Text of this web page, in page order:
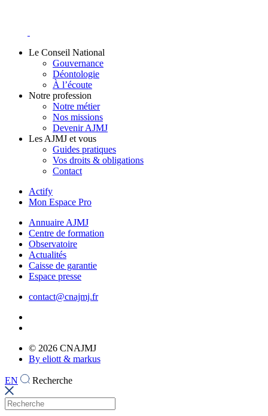
Le Conseil National
Gouvernance
Déontologie
À l’écoute
Notre profession
Notre métier
Nos missions
Devenir AJMJ
Les AJMJ et vous
Guides pratiques
Vos droits & obligations
Contact
Actify
Mon Espace Pro
Annuaire AJMJ
Centre de formation
Observatoire
Actualités
Caisse de garantie
Espace presse
contact@cnajmj.fr
© 2026 CNAJMJ
By eliott & markus
EN Recherche